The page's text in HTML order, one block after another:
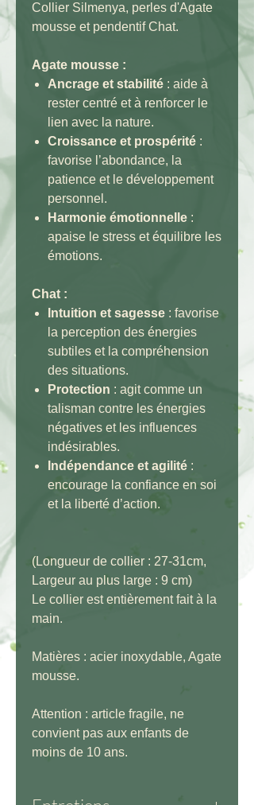
Collier Silmenya, perles d'Agate
mousse et pendentif Chat.
Agate mousse :
Ancrage et stabilité : aide à
rester centré et à renforcer le
lien avec la nature.
Croissance et prospérité :
favorise l’abondance, la
patience et le développement
personnel.
Harmonie émotionnelle :
apaise le stress et équilibre les
émotions.
Chat :
Intuition et sagesse : favorise
la perception des énergies
subtiles et la compréhension
des situations.
Protection : agit comme un
talisman contre les énergies
négatives et les influences
indésirables.
Indépendance et agilité :
encourage la confiance en soi
et la liberté d’action.
(Longueur de collier : 27-31cm,
Largeur au plus large : 9 cm)
Le collier est entièrement fait à la
main.
Matières : acier inoxydable, Agate
mousse.
Attention : article fragile, ne
convient pas aux enfants de
moins de 10 ans.